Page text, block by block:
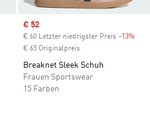
Sale price
€ 52
€ 60 Letzter niedrigster Preis -13%
€ 65 Originalpreis
Breaknet Sleek Schuh
Frauen Sportswear
15 Farben